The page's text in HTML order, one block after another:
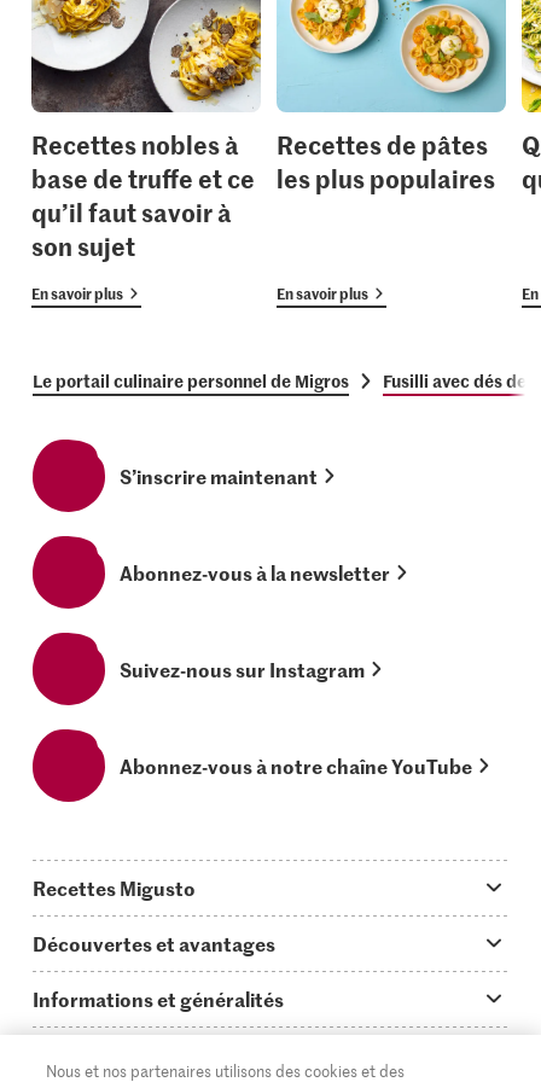
Recettes nobles à
base de truffe et ce
qu’il faut savoir à
son sujet
En savoir plus
Recettes de pâtes
les plus populaires
En savoir plus
Le portail culinaire personnel de Migros Fusilli avec dés de
S’inscrire maintenant
Abonnez-vous à la newsletter
Suivez-nous sur Instagram
Abonnez-vous à notre chaîne YouTube
Recettes Migusto
Idées de menus
Plats principaux
Découvertes et avantages
On en parle...
Informations et généralités
Questions concernant Migusto
Nous et nos partenaires utilisons des cookies et des